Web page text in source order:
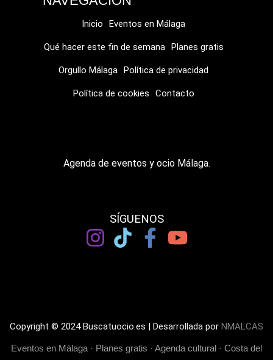
Inicio Eventos en Málaga
Qué hacer este fin de semana Planes gratis
Orgullo Málaga Política de privacidad
Política de cookies Contacto
Agenda de eventos y ocio Málaga.
SÍGUENOS
Copyright © 2024 Buscatuocio.es | Desarrollada por NMALCAS
Eventos en Málaga · Planes gratis · Agenda cultural · Costa del